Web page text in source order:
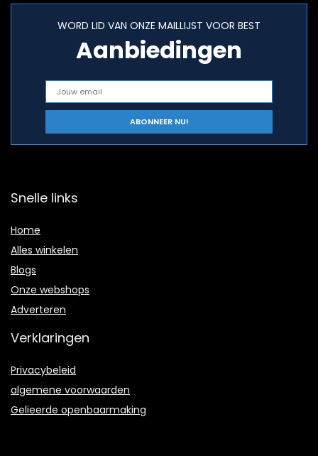
WORD LID VAN ONZE MAILLIJST VOOR BEST
Aanbiedingen
Snelle links
Home
Alles winkelen
Blogs
Onze webshops
Adverteren
Verklaringen
Privacybeleid
algemene voorwaarden
Gelieerde openbaarmaking